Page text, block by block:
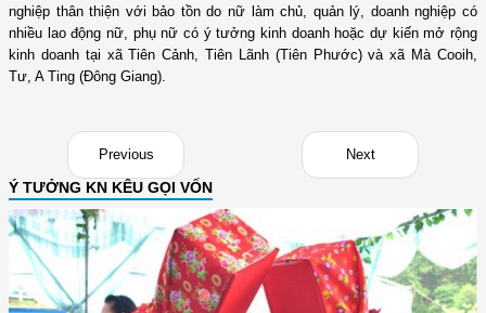
nghiệp thân thiện với bảo tồn do nữ làm chủ, quản lý, doanh nghiệp có
nhiều lao động nữ, phụ nữ có ý tưởng kinh doanh hoặc dự kiến mở rộng
kinh doanh tại xã Tiên Cảnh, Tiên Lãnh (Tiên Phước) và xã Mà Cooih,
Tư, A Ting (Đông Giang).
Previous Next
Ý TƯỞNG KN KÊU GỌI VỐN